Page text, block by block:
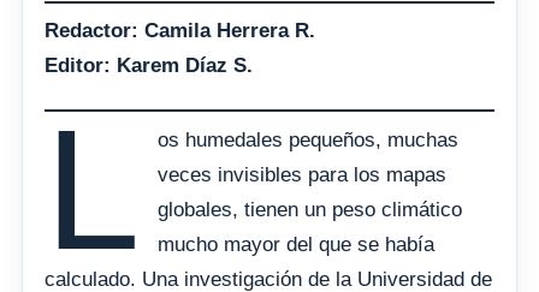
Redactor: Camila Herrera R.
Editor: Karem Díaz S.
L
os humedales pequeños, muchas
veces invisibles para los mapas
globales, tienen un peso climático
mucho mayor del que se había
calculado. Una investigación de la Universidad de